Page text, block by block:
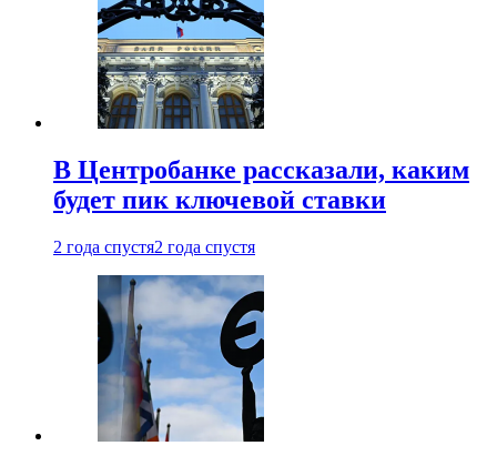
В Центробанке рассказали, каким
будет пик ключевой ставки
2 года спустя2 года спустя